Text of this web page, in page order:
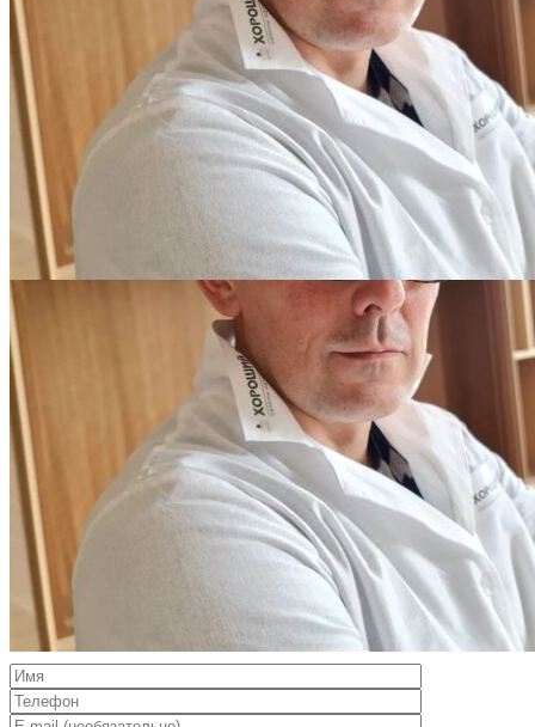
Интересные статьи о паркете Coswick
ВИДЕО-ИНСТРУКЦИЯ: Реставрация царапин. Полы,
покрытые маслом и твердым воском. Системы для локального
ремонта и восстановления
Читать полностью
02.02.2026
ПОЛЫ, ПОКРЫТЫЕ МАСЛОМ. РЕСТАВРАЦИЯ
НЕБОЛЬШИХ ПОТЕРТОСТЕЙ
Читать полностью
12.01.2026
РЕСТАВРАЦИЯ НЕБОЛЬШИХ ВМЯТИН НА ПАРКЕТЕ.
ПОЛЫ, ПОКРЫТЫЕ МАСЛОМ И ТВЕРДЫМ ВОСКОМ
Читать полностью
12.01.2026
Все новости о Coswick
Широкоформатная доска COSWICK Дуб Натуральный
(Natural) Широкоформатная доска Масло шелковое 1 Натур
1165-3201
Оставьте своё имя и телефон и наш
специалист свяжется с вами